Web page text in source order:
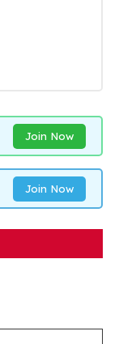
Join Now
Join Now